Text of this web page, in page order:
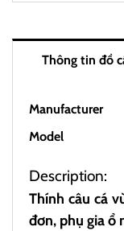
Thông tin đồ
Manufacturer
Model
Description:
Thính câu cá
đơn, phụ gia ổ